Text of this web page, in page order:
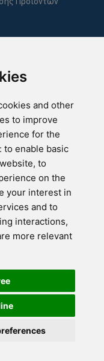
and other
to improve
for the
to enable basic
, to
on the
your interest in
and to
interactions,
more relevant
το τεστ εδώ!
Σχεδίου Ψηφιακής
από το
και την Κυπριακή